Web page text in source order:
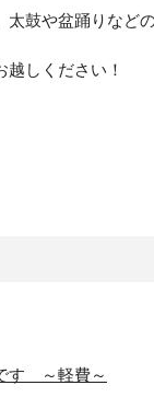
鼓や盆踊りなど
しください！
す ～軽費～